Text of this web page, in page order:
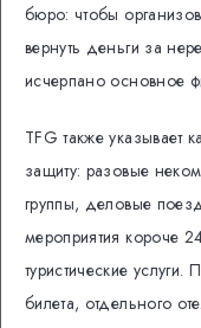
бюро: чтобы
вернуть деньги за
исчерпано основное
TFG также указывает
защиту: разовые
группы, деловые
мероприятия короче
туристические услуги.
билета, отдельного